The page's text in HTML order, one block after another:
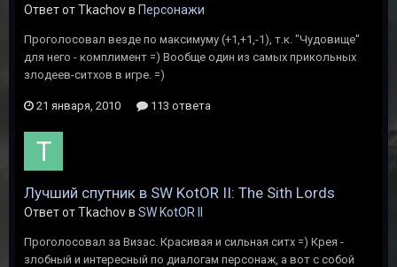
Ответ от Tkachov в Персонажи
Проголосовал везде по максимуму (+1,+1,-1), т.к. "Чудовище"
для него - комплимент =) Вообще один из самых прикольных
злодеев-ситхов в игре. =)
21 января, 2010 113 ответа
Лучший спутник в SW KotOR II: The Sith Lords
Ответ от Tkachov в SW KotOR II
Проголосовал за Визас. Красивая и сильная ситх =) Крея -
злобный и интересный по диалогам персонаж, а вот с собой